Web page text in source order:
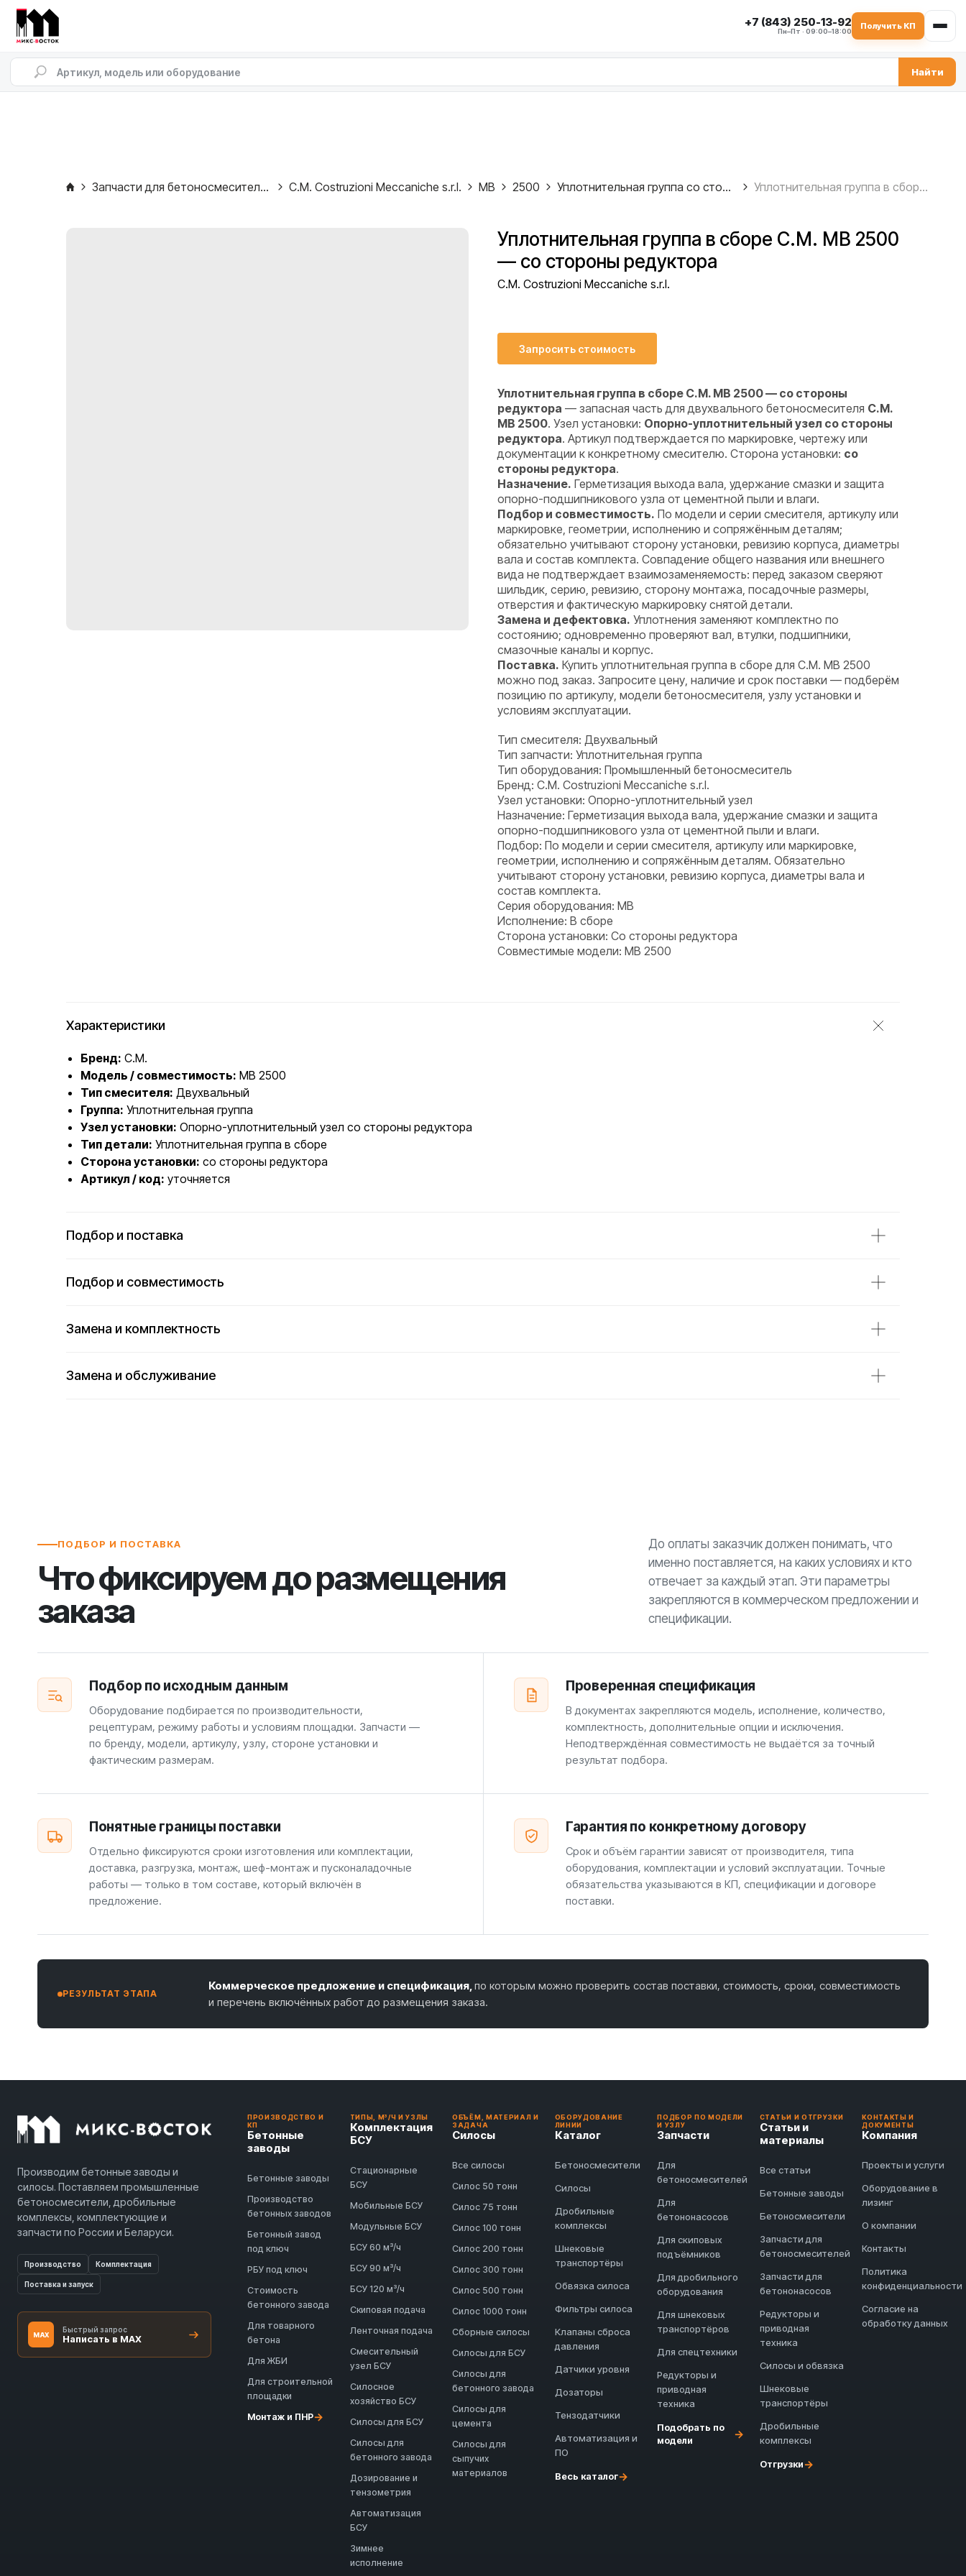
+7 (843) 250-13-92
Пн–Пт · 09:00–18:00
Получить КП
Найти
Запчасти для бетоносмесителей C.M. Costruzioni Meccaniche s.r.l. MB 2500 Уплотнительная группа со стороны редуктора Уплотнительная группа в сборе C.M. MB 2500 — со стороны редуктора
Уплотнительная группа в сборе C.M. MB 2500
— со стороны редуктора
C.M. Costruzioni Meccaniche s.r.l.
Запросить стоимость
Уплотнительная группа в сборе C.M. MB 2500 — со стороны
редуктора — запасная часть для двухвального бетоносмесителя C.M.
MB 2500. Узел установки: Опорно-уплотнительный узел со стороны
редуктора. Артикул подтверждается по маркировке, чертежу или
документации к конкретному смесителю. Сторона установки: со
стороны редуктора.
Назначение. Герметизация выхода вала, удержание смазки и защита
опорно-подшипникового узла от цементной пыли и влаги.
Подбор и совместимость. По модели и серии смесителя, артикулу или
маркировке, геометрии, исполнению и сопряжённым деталям;
обязательно учитывают сторону установки, ревизию корпуса, диаметры
вала и состав комплекта. Совпадение общего названия или внешнего
вида не подтверждает взаимозаменяемость: перед заказом сверяют
шильдик, серию, ревизию, сторону монтажа, посадочные размеры,
отверстия и фактическую маркировку снятой детали.
Замена и дефектовка. Уплотнения заменяют комплектно по
состоянию; одновременно проверяют вал, втулки, подшипники,
смазочные каналы и корпус.
Поставка. Купить уплотнительная группа в сборе для C.M. MB 2500
можно под заказ. Запросите цену, наличие и срок поставки — подберём
позицию по артикулу, модели бетоносмесителя, узлу установки и
условиям эксплуатации.
Тип смесителя: Двухвальный
Тип запчасти: Уплотнительная группа
Тип оборудования: Промышленный бетоносмеситель
Бренд: C.M. Costruzioni Meccaniche s.r.l.
Узел установки: Опорно-уплотнительный узел
Назначение: Герметизация выхода вала, удержание смазки и защита
опорно-подшипникового узла от цементной пыли и влаги.
Подбор: По модели и серии смесителя, артикулу или маркировке,
геометрии, исполнению и сопряжённым деталям. Обязательно
учитывают сторону установки, ревизию корпуса, диаметры вала и
состав комплекта.
Серия оборудования: MB
Исполнение: В сборе
Сторона установки: Со стороны редуктора
Совместимые модели: MB 2500
Характеристики
Бренд: C.M.
Модель / совместимость: MB 2500
Тип смесителя: Двухвальный
Группа: Уплотнительная группа
Узел установки: Опорно-уплотнительный узел со стороны редуктора
Тип детали: Уплотнительная группа в сборе
Сторона установки: со стороны редуктора
Артикул / код: уточняется
Подбор и поставка
Подбор и совместимость
Замена и комплектность
Замена и обслуживание
ПОДБОР И ПОСТАВКА
Что фиксируем до размещения
заказа
До оплаты заказчик должен понимать, что
именно поставляется, на каких условиях и кто
отвечает за каждый этап. Эти параметры
закрепляются в коммерческом предложении и
спецификации.
Подбор по исходным данным
Оборудование подбирается по производительности,
рецептурам, режиму работы и условиям площадки. Запчасти —
по бренду, модели, артикулу, узлу, стороне установки и
фактическим размерам.
Проверенная спецификация
В документах закрепляются модель, исполнение, количество,
комплектность, дополнительные опции и исключения.
Неподтверждённая совместимость не выдаётся за точный
результат подбора.
Понятные границы поставки
Отдельно фиксируются сроки изготовления или комплектации,
доставка, разгрузка, монтаж, шеф-монтаж и пусконаладочные
работы — только в том составе, который включён в
предложение.
Гарантия по конкретному договору
Срок и объём гарантии зависят от производителя, типа
оборудования, комплектации и условий эксплуатации. Точные
обязательства указываются в КП, спецификации и договоре
поставки.
РЕЗУЛЬТАТ ЭТАПА
Коммерческое предложение и спецификация,по которым можно проверить состав поставки, стоимость, сроки, совместимость
и перечень включённых работ до размещения заказа.
Производим бетонные заводы и
силосы. Поставляем промышленные
бетоносмесители, дробильные
комплексы, комплектующие и
запчасти по России и Беларуси.
Производство Комплектация
Поставка и запуск
MAX
Быстрый запрос
Написать в MAX
ПРОИЗВОДСТВО И
КП
Бетонные
заводы
Бетонные заводы
Производство
бетонных заводов
Бетонный завод
под ключ
РБУ под ключ
Стоимость
бетонного завода
Для товарного
бетона
Для ЖБИ
Для строительной
площадки
Монтаж и ПНР→
ТИПЫ, М³/Ч И УЗЛЫ
Комплектация
БСУ
Стационарные
БСУ
Мобильные БСУ
Модульные БСУ
БСУ 60 м³/ч
БСУ 90 м³/ч
БСУ 120 м³/ч
Скиповая подача
Ленточная подача
Смесительный
узел БСУ
Силосное
хозяйство БСУ
Силосы для БСУ
Силосы для
бетонного завода
Дозирование и
тензометрия
Автоматизация
БСУ
Зимнее
исполнение
ОБЪЁМ, МАТЕРИАЛ И
ЗАДАЧА
Силосы
Все силосы
Силос 50 тонн
Силос 75 тонн
Силос 100 тонн
Силос 200 тонн
Силос 300 тонн
Силос 500 тонн
Силос 1000 тонн
Сборные силосы
Силосы для БСУ
Силосы для
бетонного завода
Силосы для
цемента
Силосы для
сыпучих
материалов
ОБОРУДОВАНИЕ
ЛИНИИ
Каталог
Бетоносмесители
Силосы
Дробильные
комплексы
Шнековые
транспортёры
Обвязка силоса
Фильтры силоса
Клапаны сброса
давления
Датчики уровня
Дозаторы
Тензодатчики
Автоматизация и
ПО
Весь каталог→
ПОДБОР ПО МОДЕЛИ
И УЗЛУ
Запчасти
Для
бетоносмесителей
Для
бетононасосов
Для скиповых
подъёмников
Для дробильного
оборудования
Для шнековых
транспортёров
Для спецтехники
Редукторы и
приводная
техника
Подобрать по
модели
→
СТАТЬИ И ОТГРУЗКИ
Статьи и
материалы
Все статьи
Бетонные заводы
Бетоносмесители
Запчасти для
бетоносмесителей
Запчасти для
бетононасосов
Редукторы и
приводная
техника
Силосы и обвязка
Шнековые
транспортёры
Дробильные
комплексы
Отгрузки→
КОНТАКТЫ И
ДОКУМЕНТЫ
Компания
Проекты и услуги
Оборудование в
лизинг
О компании
Контакты
Политика
конфиденциальности
Согласие на
обработку данных